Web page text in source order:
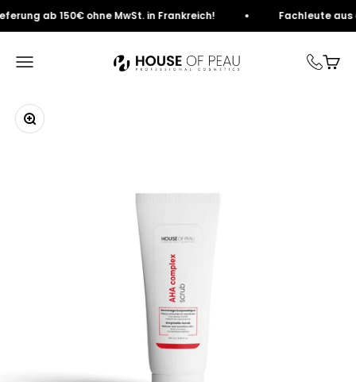
Zum Inhalt springen
ab 150€ ohne MwSt. in Frankreich! Fachleute aus
Navigation öffnenHouse of Peau
In das Bild hineinzoomen